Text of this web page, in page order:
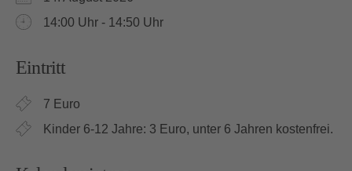
14:00 Uhr - 14:50 Uhr
Eintritt
7 Euro
Kinder 6-12 Jahre: 3 Euro, unter 6 Jahren kostenfrei.